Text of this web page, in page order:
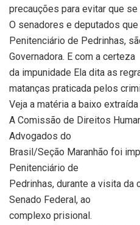
precauções para evitar que
O senadores e deputados
Penitenciário de Pedrinhas,
Governadora. E com a certeza
da impunidade Ela dita as
matanças praticada pelos
Veja a matéria a baixo
A Comissão de Direitos
Advogados do
Brasil/Seção Maranhão foi
Penitenciário de
Pedrinhas, durante a visita da
Senado Federal, ao
complexo prisional.